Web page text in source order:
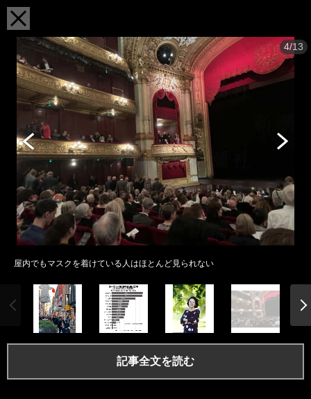
4/13
屋内でもマスクを着けている人はほとんど見られない
記事全文を読む